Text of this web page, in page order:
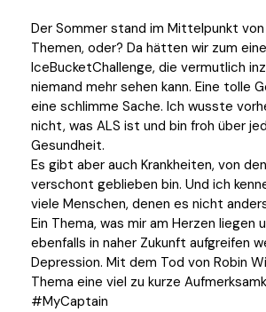
Der Sommer stand im Mittelpunkt
Themen, oder? Da hätten wir zum
IceBucketChallenge, die vermutlich
niemand mehr sehen kann. Eine tolle
eine schlimme Sache. Ich wusste
nicht, was ALS ist und bin froh über
Gesundheit.
Es gibt aber auch Krankheiten, von
verschont geblieben bin. Und ich
viele Menschen, denen es nicht
Ein Thema, was mir am Herzen liegen
ebenfalls in naher Zukunft aufgreifen
Depression. Mit dem Tod von Robin
Thema eine viel zu kurze
#MyCaptain